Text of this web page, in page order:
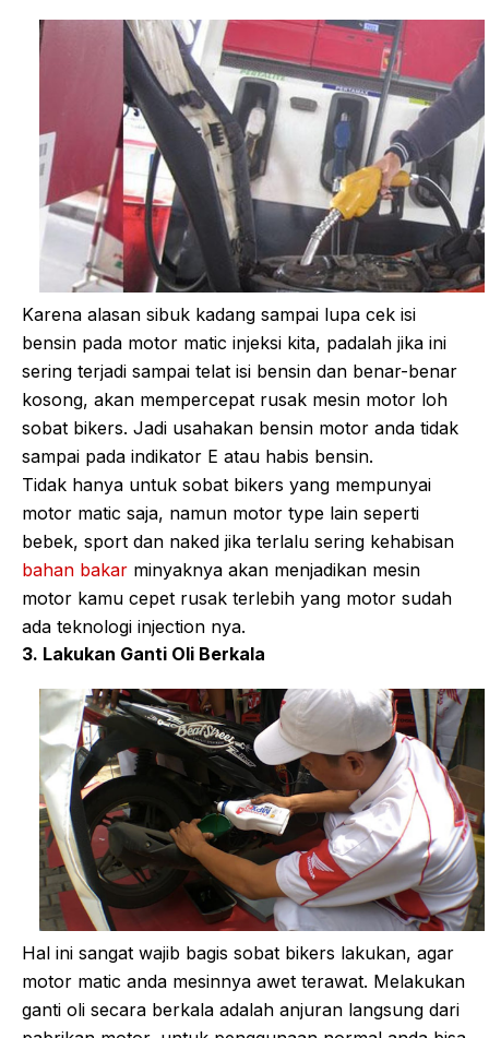
Karena alasan sibuk kadang sampai lupa cek isi
bensin pada motor matic injeksi kita, padalah jika ini
sering terjadi sampai telat isi bensin dan benar-benar
kosong, akan mempercepat rusak mesin motor loh
sobat bikers. Jadi usahakan bensin motor anda tidak
sampai pada indikator E atau habis bensin.
Tidak hanya untuk sobat bikers yang mempunyai
motor matic saja, namun motor type lain seperti
bebek, sport dan naked jika terlalu sering kehabisan
bahan bakar minyaknya akan menjadikan mesin
motor kamu cepet rusak terlebih yang motor sudah
ada teknologi injection nya.
3. Lakukan Ganti Oli Berkala
Hal ini sangat wajib bagis sobat bikers lakukan, agar
motor matic anda mesinnya awet terawat. Melakukan
ganti oli secara berkala adalah anjuran langsung dari